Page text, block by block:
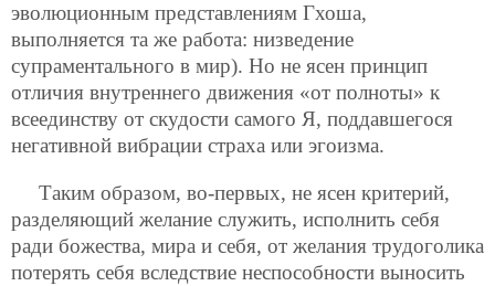
эволюционным представлениям Гхоша,
выполняется та же работа: низведение
супраментального в мир). Но не ясен принцип
отличия внутреннего движения «от полноты» к
всеединству от скудости самого Я, поддавшегося
негативной вибрации страха или эгоизма.
Таким образом, во-первых, не ясен критерий,
разделяющий желание служить, исполнить себя
ради божества, мира и себя, от желания трудоголика
потерять себя вследствие неспособности выносить